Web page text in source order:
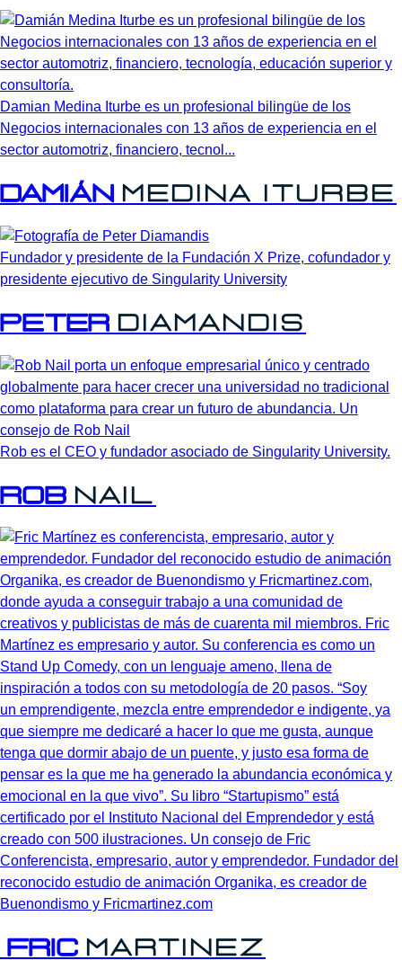
Damian Medina Iturbe es un profesional bilingüe de los
Negocios internacionales con 13 años de experiencia en el
sector automotriz, financiero, tecnol...
Damián Medina Iturbe
Fundador y presidente de la Fundación X Prize, cofundador y
presidente ejecutivo de Singularity University
Peter Diamandis
Rob es el CEO y fundador asociado de Singularity University.
Rob Nail
Conferencista, empresario, autor y emprendedor. Fundador del
reconocido estudio de animación Organika, es creador de
Buenondismo y Fricmartinez.com
Fric Martinez